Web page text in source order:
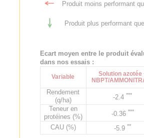
Produit moins performant
Produit plus performant
Ecart moyen entre le produit
dans nos essais :
Variable
Solution azotée
NBPT/
Rendement
(q/ha)
-2.4 ***
Teneur en
protéines (%)
-0.36 ***
CAU (%) -5.9 **